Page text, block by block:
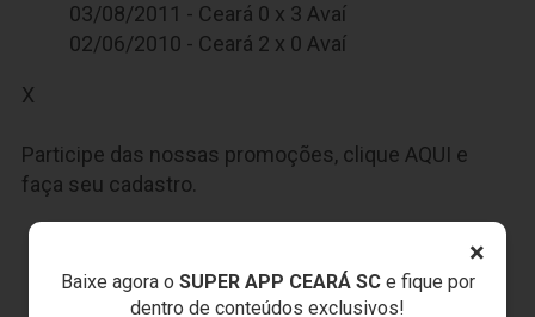
×
Baixe agora o SUPER APP CEARÁ SCe fique por
dentro de conteúdos exclusivos!
03/08/2011 - Ceará 0 x 3 Avaí
02/06/2010 - Ceará 2 x 0 Avaí
X
Participe das nossas promoções, clique AQUI e
faça seu cadastro.